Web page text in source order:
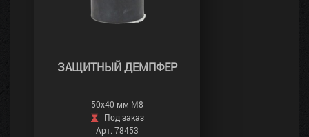
ЗАЩИТНЫЙ ДЕМПФЕР
50х40 мм М8
Под заказ
Арт. 78453